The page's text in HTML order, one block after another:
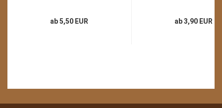
ab 5,50 EUR ab 3,90 EUR